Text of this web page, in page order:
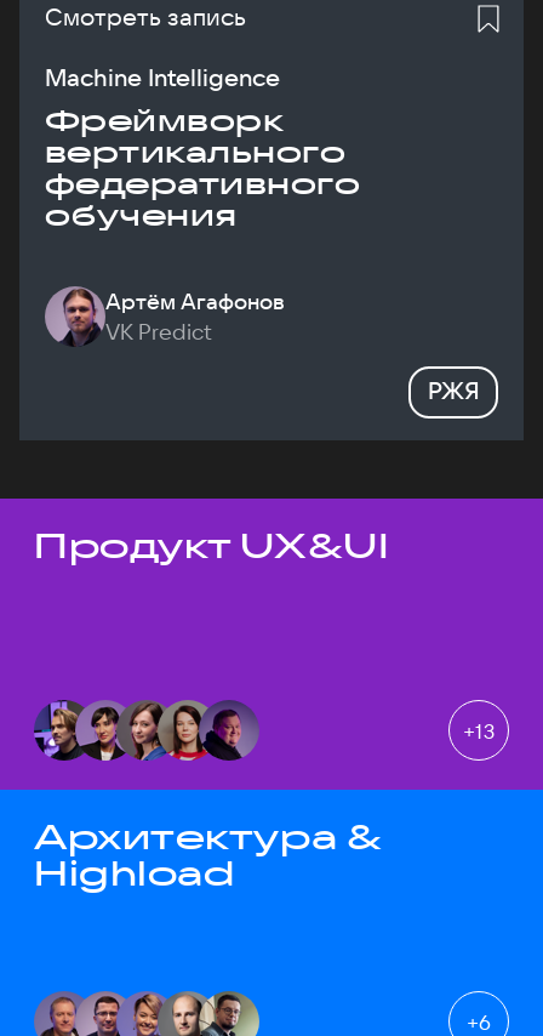
Смотреть запись
Machine Intelligence
Фреймворк
вертикального
федеративного
обучения
Артём Агафонов
VK Predict
РЖЯ
Темы докладов
Продукт UX&UI
+13
Архитектура &
Highload
+6